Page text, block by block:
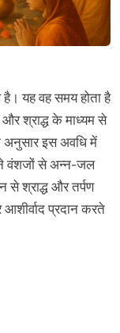
है। यह वह समय होता है
श्राद्ध के माध्यम से
अनुसार इस अवधि में
वंशजों से अन्न-जल
से श्राद्ध और तर्पण
प्रदान करते